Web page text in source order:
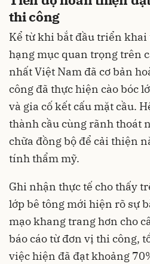
thi công
Kể từ khi bắt đầu triển
hạng mục quan trọng trên
nhất Việt Nam đã cơ bản
công đã thực hiện cào bóc
và gia cố kết cấu mặt cầu.
thành cầu cùng rãnh thoát
chữa đồng bộ để cải thiện
tính thẩm mỹ.
Ghi nhận thực tế cho thấy
lớp bê tông mới hiện rõ sự
mạo khang trang hơn cho
báo cáo từ đơn vị thi công,
việc hiện đã đạt khoảng